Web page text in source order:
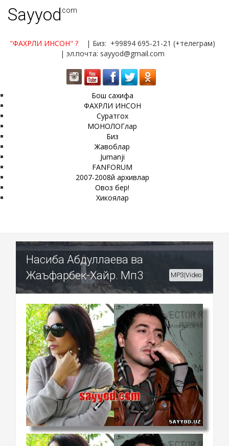
Sayyod.com
"ФАХРЛИ ИНСОН" ?
| Биз: +99894 695-21-21 (+телеграм)
| эл.почта: sayyod@gmail.com
Бош сахифа
ФАХРЛИ ИНСОН
Суратгох
МОНОЛОГлар
Биз
Жавоблар
Jumanji
FANFORUM
2007-2008й архивлар
Овоз бер!
Хикоялар
Насиба Абдуллаева ва
Жаъфарбек-Хайр. Мп3
MP3|Video